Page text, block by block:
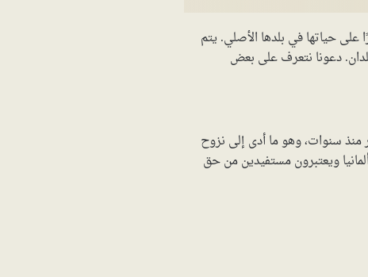
حياتها في بلدها الأصلي. يتم
دعونا نتعرف على بعض
منذ سنوات، وهو ما أدى إلى نزوح
ويعتبرون مستفيدين من حق